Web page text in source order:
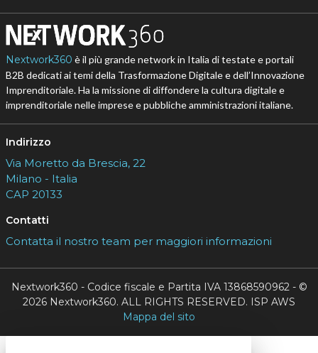
Nextwork360 è il più grande network in Italia di testate e portali
B2B dedicati ai temi della Trasformazione Digitale e dell’Innovazione
Imprenditoriale. Ha la missione di diffondere la cultura digitale e
imprenditoriale nelle imprese e pubbliche amministrazioni italiane.
Indirizzo
Via Moretto da Brescia, 22
Milano - Italia
CAP 20133
Contatti
Contatta il nostro team per maggiori informazioni
Nextwork360 - Codice fiscale e Partita IVA 13868590962 - ©
2026 Nextwork360. ALL RIGHTS RESERVED. ISP AWS
Mappa del sito